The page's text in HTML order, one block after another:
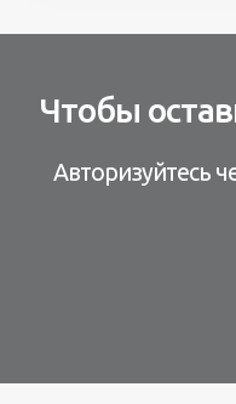
Чтобы
Авторизуйтесь